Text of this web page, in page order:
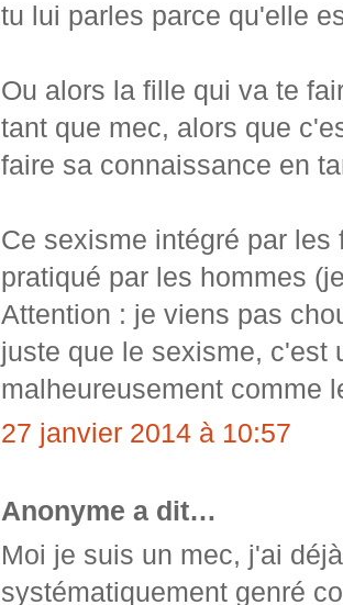
tu lui parles parce qu'elle
Ou alors la fille qui va te
tant que mec, alors que
faire sa connaissance en
Ce sexisme intégré par
pratiqué par les hommes
Attention : je viens pas
juste que le sexisme, c'est
malheureusement comme
27 janvier 2014 à 10:57
Anonyme a dit…
Moi je suis un mec, j'ai
systématiquement genré